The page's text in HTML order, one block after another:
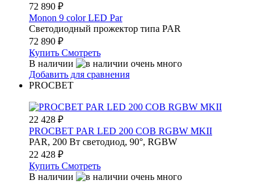
72 890 ₽
Monon 9 color LED Par
Светодиодный прожектор типа PAR
72 890 ₽
Купить Смотреть
В наличии
Добавить для сравнения
PROCBET
22 428 ₽
PROCBET PAR LED 200 COB RGBW MKII
PAR, 200 Вт светодиод, 90°, RGBW
22 428 ₽
Купить Смотреть
В наличии